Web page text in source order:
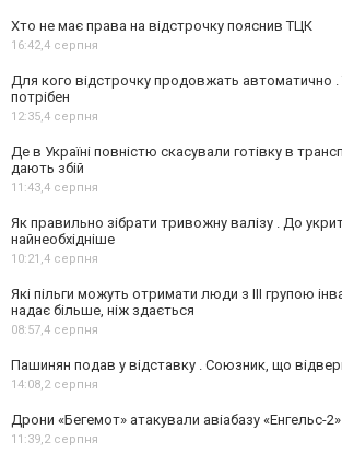
Хто не має права на відстрочку пояснив ТЦК
16:42,4 серпня
Для кого відстрочку продовжать автоматично
потрібен
12:35,4 серпня
Де в Україні повністю скасували готівку в
дають збій
11:43,4 серпня
Як правильно зібрати тривожну валізу . До
найнеобхідніше
10:21,4 серпня
Які пільги можуть отримати люди з III групою
надає більше, ніж здається
08:57,4 серпня
Пашинян подав у відставку . Союзник, що
14:08,2 серпня
Дрони «Бегемот» атакували авіабазу «Енгельс-
11:39,2 серпня